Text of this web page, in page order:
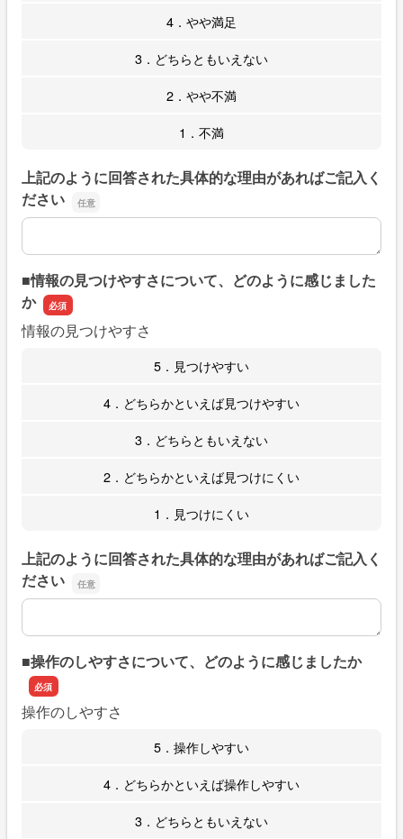
4．やや満足
3．どちらともいえない
2．やや不満
1．不満
上記のように回答された具体的な理由があればご記入く
ださい
上記のように回答された具体的な理由があればご記入くだ
■情報の見つけやすさについて、どのように感じました
か
情報の見つけやすさ
5．見つけやすい
4．どちらかといえば見つけやすい
3．どちらともいえない
2．どちらかといえば見つけにくい
1．見つけにくい
上記のように回答された具体的な理由があればご記入く
ださい
上記のように回答された具体的な理由があればご記入くだ
■操作のしやすさについて、どのように感じましたか
操作のしやすさ
5．操作しやすい
4．どちらかといえば操作しやすい
3．どちらともいえない